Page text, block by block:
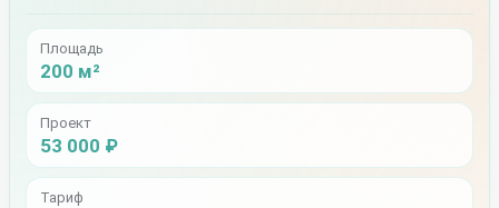
Площадь
200 м²
Проект
53 000 ₽
Тариф